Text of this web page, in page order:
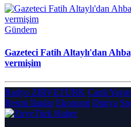
Gündem
Gazeteci Fatih Altaylı'dan
vermişim
Radyo ZİRVETÜRK Canlı Yayın
Resmi İlanlar Ekonomi Dünya